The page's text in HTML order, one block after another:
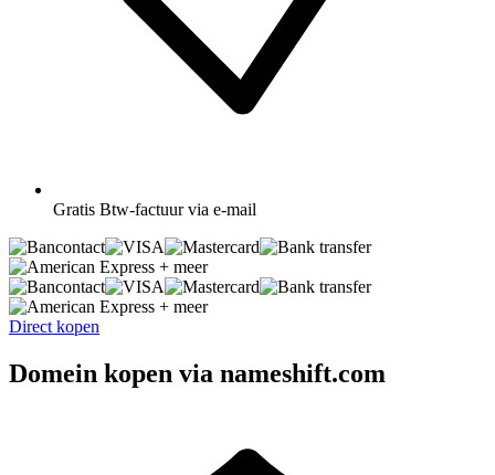
Gratis Btw-factuur via e-mail
+ meer
+ meer
Direct kopen
Domein kopen via nameshift.com